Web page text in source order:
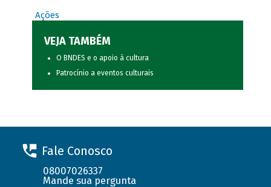
Ações
VEJA TAMBÉM
O BNDES e o apoio à cultura
Patrocínio a eventos culturais
Fale Conosco
08007026337
Mande sua pergunta